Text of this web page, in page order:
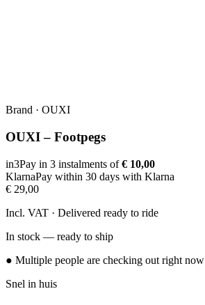
Brand · OUXI
OUXI – Footpegs
in3Pay in 3 instalments of € 10,00
KlarnaPay within 30 days with Klarna
€ 29,00
Incl. VAT · Delivered ready to ride
In stock — ready to ship
● Multiple people are checking out right now
Snel in huis